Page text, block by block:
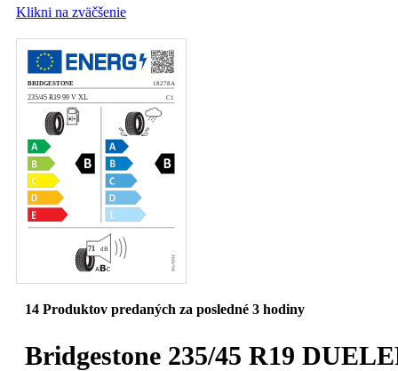
Klikni na zväčšenie
14 Produktov predaných za posledné 3 hodiny
Bridgestone 235/45 R19